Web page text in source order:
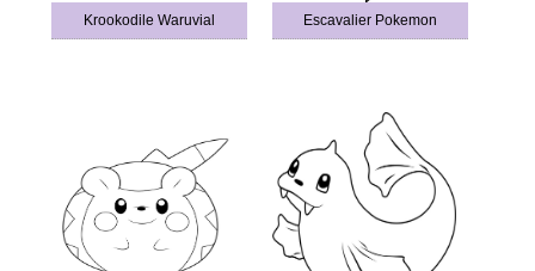
Krookodile Waruvial Escavalier Pokemon